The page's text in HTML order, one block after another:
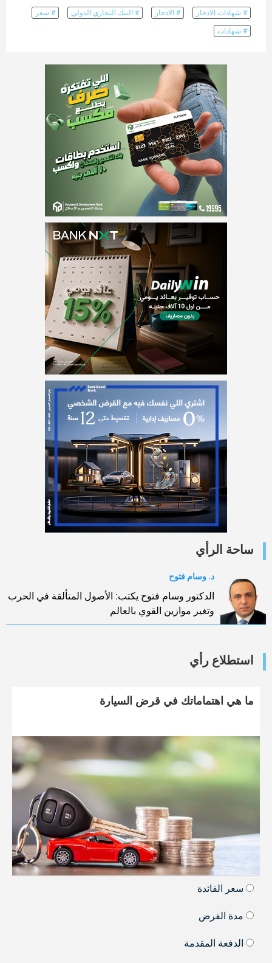
# شهادات الادخار # الادخار # البنك التجاري الدولي # سعر
# شهادات
ساحة الرأي
د. وسام فتوح
الدكتور وسام فتوح يكتب: الأصول المتألقة في الحرب
وتغير موازين القوي بالعالم
استطلاع رأي
ما هي اهتماماتك في قرض السيارة
سعر الفائدة
مدة القرض
الدفعة المقدمة